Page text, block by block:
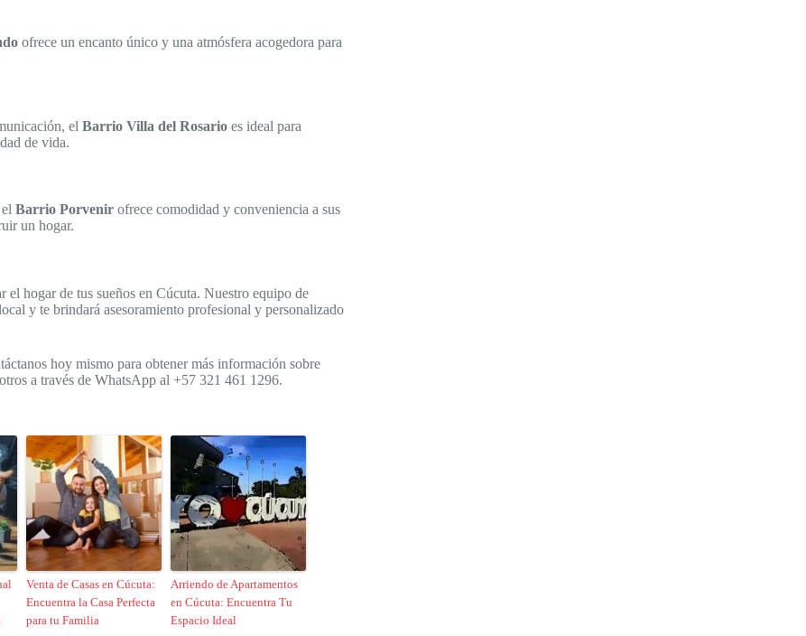
ofrece un encanto único y una atmósfera acogedora para
el Barrio Villa del Rosario es ideal para
de vida.
Barrio Porvenir ofrece comodidad y conveniencia a sus
un hogar.
el hogar de tus sueños en Cúcuta. Nuestro equipo de
y te brindará asesoramiento profesional y personalizado
hoy mismo para obtener más información sobre
a través de WhatsApp al +57 321 461 1296.
Venta de Casas en Cúcuta:
Encuentra la Casa Perfecta
para tu Familia
Arriendo de Apartamentos
en Cúcuta: Encuentra Tu
Espacio Ideal